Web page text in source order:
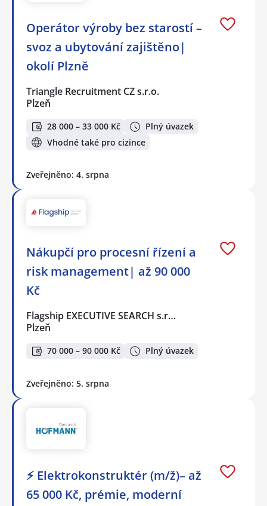
Operátor výroby bez starostí –
svoz a ubytování zajištěno|
okolí Plzně
Triangle Recruitment CZ s.r.o.
Plzeň
28 000 – 33 000 Kč
Plný úvazek
Vhodné také pro cizince
Zveřejněno: 4. srpna
Nákupčí pro procesní řízení a
risk management| až 90 000
Kč
Flagship EXECUTIVE SEARCH s.r…
Plzeň
70 000 – 90 000 Kč Plný úvazek
Zveřejněno: 5. srpna
⚡ Elektrokonstruktér (m/ž)– až
65 000 Kč, prémie, moderní